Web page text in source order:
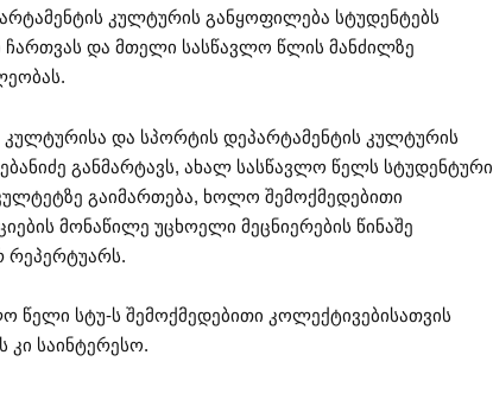
კულტურის განყოფილება სტუდენტებს
ჩართვას და მთელი სასწავლო წლის მანძილზე
და სპორტის დეპარტამენტის კულტურის
განმარტავს, ახალ სასწავლო წელს სტუდენტური
გაიმართება, ხოლო შემოქმედებითი
მონაწილე უცხოელი მეცნიერების წინაშე
წელი სტუ-ს შემოქმედებითი კოლექტივებისათვის
კი საინტერესო.